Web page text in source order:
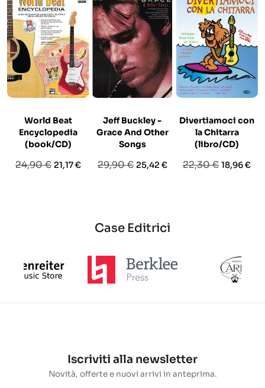
World Beat
Encyclopedia
(book/CD)
Prezzo
24,90 € Prezzo
21,17 €
Jeff Buckley -
Grace And Other
Songs
Prezzo
29,90 € Prezzo
25,42 €
Divertiamoci con
la Chitarra
(libro/CD)
Prezzo
22,30 € Prezzo
18,96 €
Case Editrici
Iscriviti alla newsletter
Novità, offerte e nuovi arrivi in anteprima.